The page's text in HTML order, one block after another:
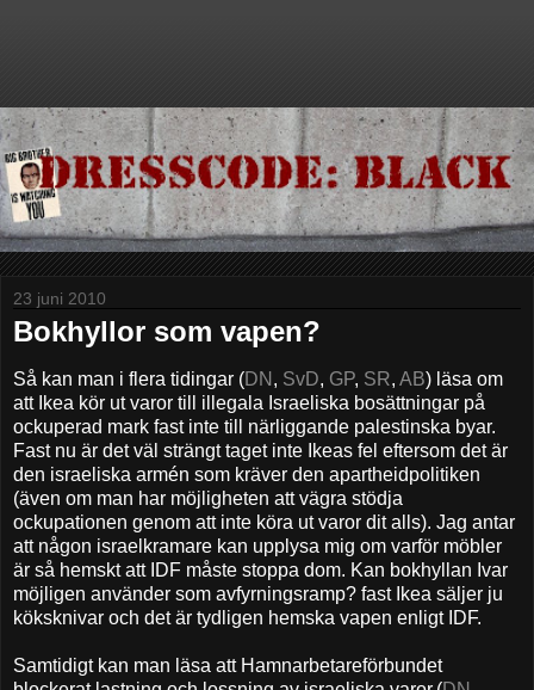
23 juni 2010
Bokhyllor som vapen?
Så kan man i flera tidingar (DN , SvD, GP, SR, AB) läsa om
att Ikea kör ut varor till illegala Israeliska bosättningar på
ockuperad mark fast inte till närliggande palestinska byar.
Fast nu är det väl strängt taget inte Ikeas fel eftersom det är
den israeliska armén som kräver den apartheidpolitiken
(även om man har möjligheten att vägra stödja
ockupationen genom att inte köra ut varor dit alls). Jag antar
att någon israelkramare kan upplysa mig om varför möbler
är så hemskt att IDF måste stoppa dom. Kan bokhyllan Ivar
möjligen använder som avfyrningsramp? fast Ikea säljer ju
köksknivar och det är tydligen hemska vapen enligt IDF.
Samtidigt kan man läsa att Hamnarbetareförbundet